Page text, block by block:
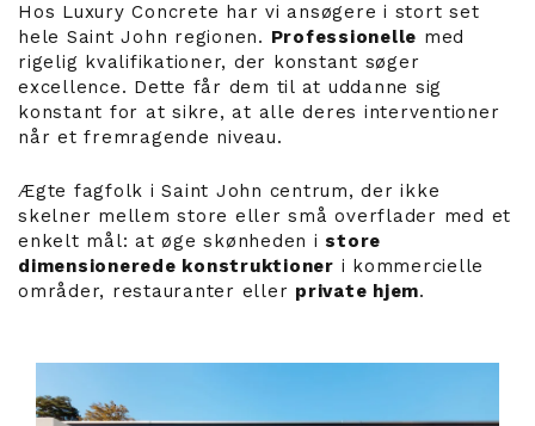
Hos Luxury Concrete har vi ansøgere i stort set
hele Saint John regionen. Professionelle med
rigelig kvalifikationer, der konstant søger
excellence. Dette får dem til at uddanne sig
konstant for at sikre, at alle deres interventioner
når et fremragende niveau.
Ægte fagfolk i Saint John centrum, der ikke
skelner mellem store eller små overflader med et
enkelt mål: at øge skønheden i store
dimensionerede konstruktioner i kommercielle
områder, restauranter eller private hjem.